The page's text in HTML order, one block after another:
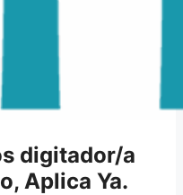
digitador/a
Aplica Ya.